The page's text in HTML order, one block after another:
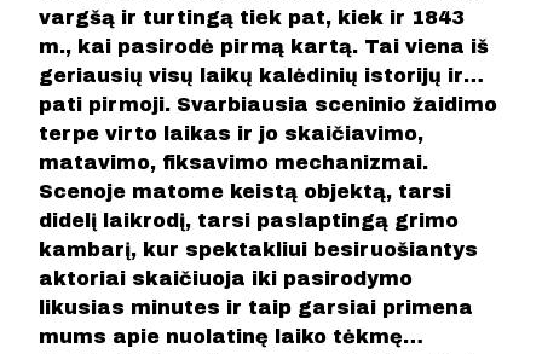
vargšą ir turtingą tiek pat, kiek ir 1843
m., kai pasirodė pirmą kartą. Tai viena iš
geriausių visų laikų kalėdinių istorijų ir…
pati pirmoji. Svarbiausia sceninio žaidimo
terpe virto laikas ir jo skaičiavimo,
matavimo, fiksavimo mechanizmai.
Scenoje matome keistą objektą, tarsi
didelį laikrodį, tarsi paslaptingą grimo
kambarį, kur spektakliui besiruošiantys
aktoriai skaičiuoja iki pasirodymo
likusias minutes ir taip garsiai primena
mums apie nuolatinę laiko tėkmę…